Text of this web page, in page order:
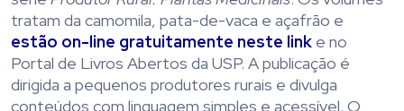
tratam da camomila, pata-de-vaca e açafrão e
estão on-line gratuitamente neste link e no
Portal de Livros Abertos da USP. A publicação é
dirigida a pequenos produtores rurais e divulga
conteúdos com linguagem simples e acessível. O